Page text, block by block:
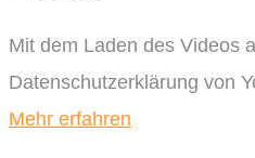
Mit dem Laden des Videos
Datenschutzerklärung von
Mehr erfahren